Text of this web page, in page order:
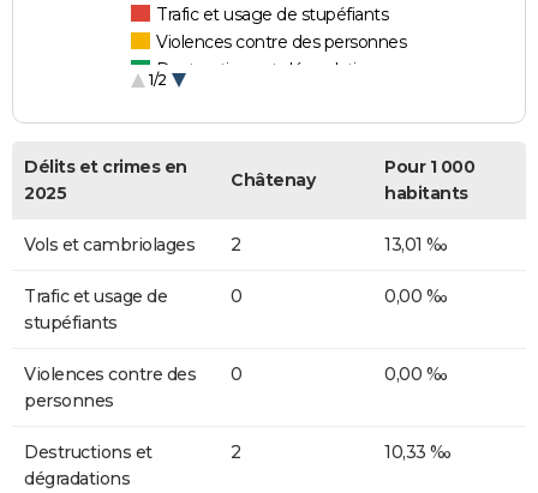
Trafic et usage de stupéfiants
Violences contre des personnes
Destructions et dégradations
1/2
Délits et crimes en
2025
Châtenay
Pour 1 000
habitants
Vols et cambriolages 2 13,01 ‰
Trafic et usage de
stupéfiants
0 0,00 ‰
Violences contre des
personnes
0 0,00 ‰
Destructions et
dégradations
2 10,33 ‰